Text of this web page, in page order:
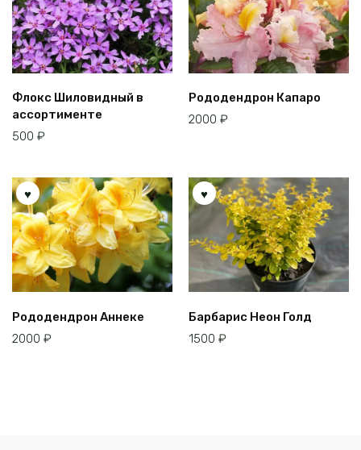
Флокс Шиловидный в
ассортименте
500 ₽
Рододендрон Капаро
2000 ₽
Рододендрон Аннеке
2000 ₽
Барбарис Неон Голд
1500 ₽